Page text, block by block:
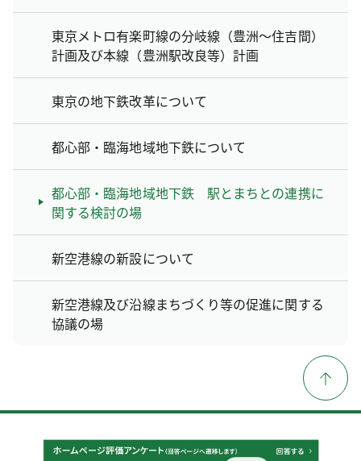
東京メトロ有楽町線の分岐線（豊洲～住吉間）
計画及び本線（豊洲駅改良等）計画
東京の地下鉄改革について
都心部・臨海地域地下鉄について
都心部・臨海地域地下鉄 駅とまちとの連携に
関する検討の場
新空港線の新設について
新空港線及び沿線まちづくり等の促進に関する
協議の場